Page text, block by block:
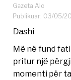
Gazeta Alo
Publikuar: 03/05/
Dashi
Më në fund
pritur një
momenti për